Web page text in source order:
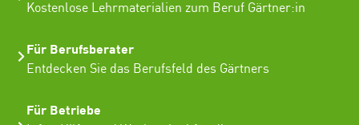
Kostenlose Lehrmaterialien zum Beruf Gärtner:in
Für Berufsberater
Entdecken Sie das Berufsfeld des Gärtners
Für Betriebe